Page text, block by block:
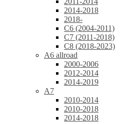
2014-2018
2018-
C6 (2004-2011)
C7 (2011-2018)
C8 (2018-2023)
A6 allroad
2000-2006
2012-2014
2014-2019
A7
2010-2014
2010-2018
2014-2018